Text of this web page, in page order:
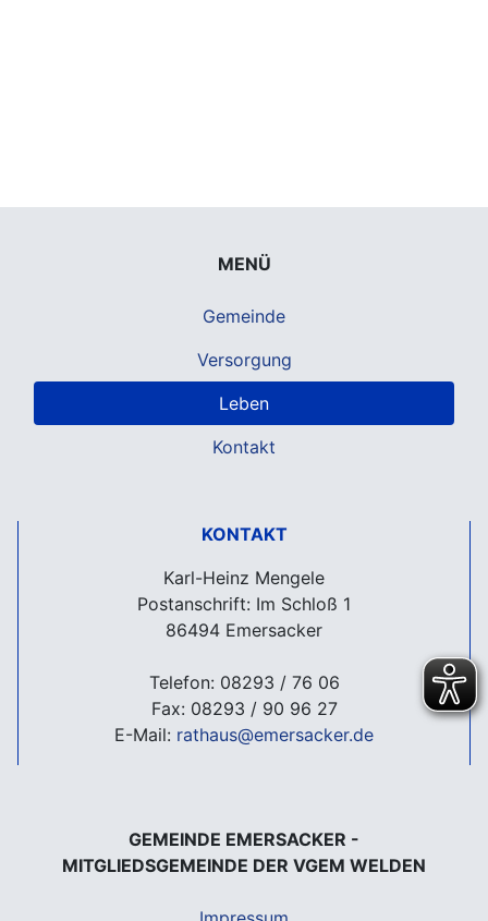
MENÜ
Gemeinde
Versorgung
Leben
Kontakt
KONTAKT
Karl-Heinz Mengele
Postanschrift: Im Schloß 1
86494 Emersacker
Telefon: 08293 / 76 06
Fax: 08293 / 90 96 27
E-Mail: rathaus@emersacker.de
GEMEINDE EMERSACKER -
MITGLIEDSGEMEINDE DER VGEM WELDEN